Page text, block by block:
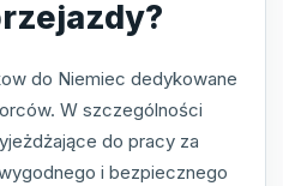
do Niemiec dedykowane
W szczególności
do pracy za
i bezpiecznego